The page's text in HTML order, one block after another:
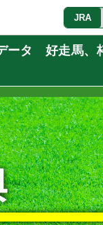
JRA
ータ 好走馬、